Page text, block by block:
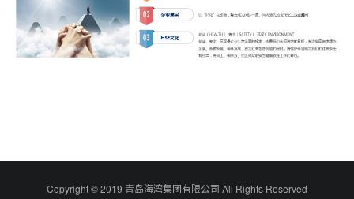
Copyright © 2019 青岛海湾集团有限公司 All Rights Reserved